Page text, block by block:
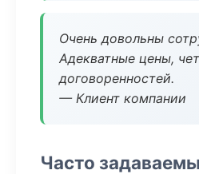
Очень довольны
Адекватные цены,
договоренностей.
— Клиент компании
Часто